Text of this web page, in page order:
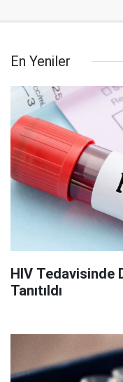
En Yeniler
HIV Tedavisinde
Tanıtıldı